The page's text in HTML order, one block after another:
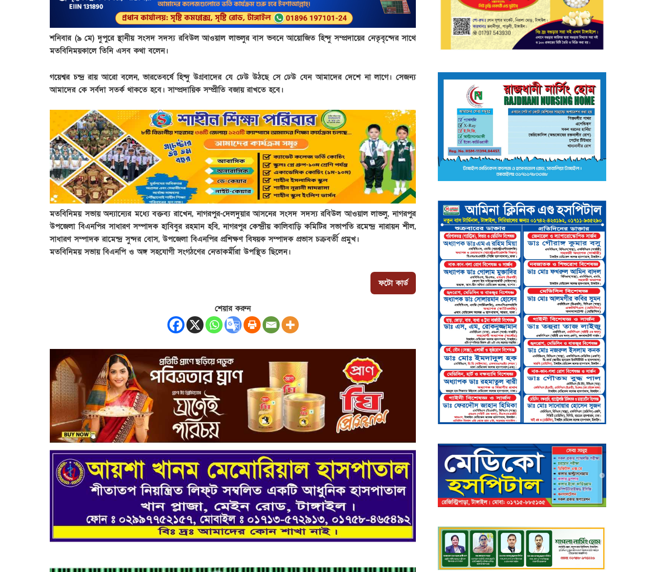
শনিবার (৯ মে) দুপুরে স্থানীয় সংসদ সদস্য রবিউল আওয়াল লাভলুর বাস ভবনে আয়োজিত হিন্দু সম্প্রদায়ের নেতৃবৃন্দের সাথে
মতবিনিময়কালে তিনি এসব কথা বলেন।
গয়েশ্বর চন্দ্র রায় আরো বলেন, ভারতেবর্ষে হিন্দু উগ্রবাদের যে ঢেউ উঠছে সে ঢেউ যেন আমাদের দেশে না লাগে। সেজন্য
আমাদের কে সর্বদা সতর্ক থাকতে হবে। সাম্প্রদায়িক সম্প্রীতি বজায় রাখতে হবে।
মতবিনিময় সভায় অন্যান্যের মধ্যে বক্তব্য রাখেন, নাগরপুর-দেলদুয়ার আসনের সংসদ সদস্য রবিউল আওয়াল লাভলু, নাগরপুর
উপজেলা বিএনপির সাধারণ সম্পাদক হাবিবুর রহমান হবি, নাগরপুর কেন্দ্রীয় কালিবাড়ি কমিটির সভাপতি রমেন্দ্র নারায়ন শীল,
সাধারণ সম্পাদক রামেন্দ্র সুন্দর বোস, উপজেলা বিএনপির প্রশিক্ষণ বিষয়ক সম্পাদক প্রভাস চক্রবর্তী প্রমুখ।
মতবিনিময় সভায় বিএনপি ও অঙ্গ সহযোগী সংগঠণের নেতাকর্মীরা উপস্থিত ছিলেন।
ফটো কার্ড
শেয়ার করুন